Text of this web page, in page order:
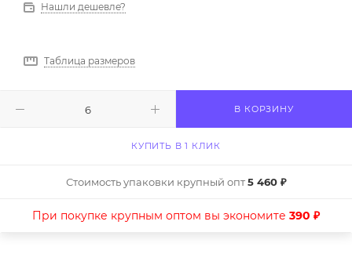
Нашли дешевле?
Таблица размеров
В КОРЗИНУ
КУПИТЬ В 1 КЛИК
Стоимость упаковки крупный опт5 460 ₽
При покупке крупным оптом вы экономите 390 ₽